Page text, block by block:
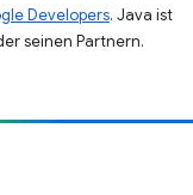
Developers. Java ist
seinen Partnern.